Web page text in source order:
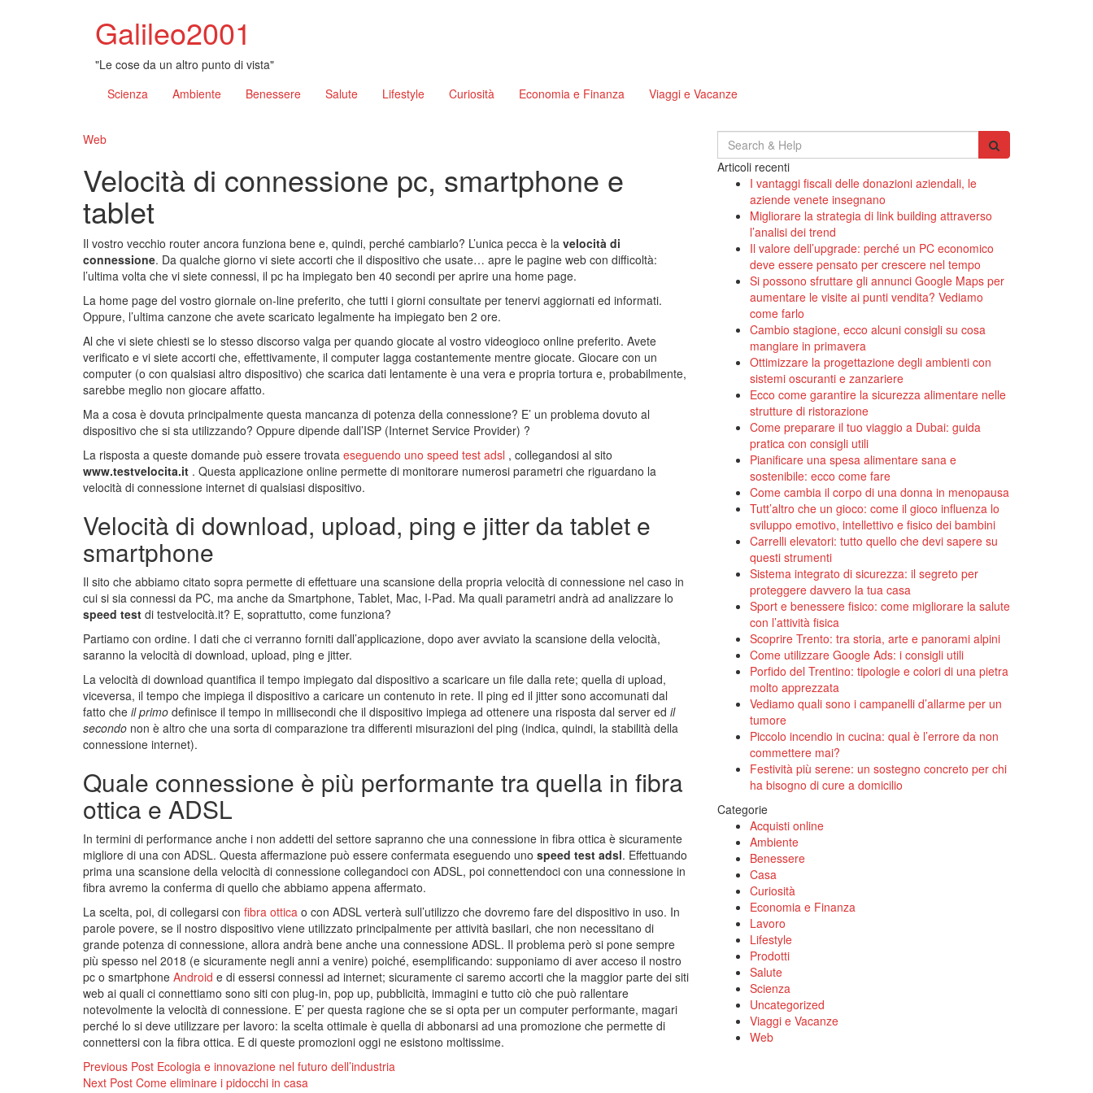
Galileo2001
"Le cose da un altro punto di vista"
Scienza
Ambiente Benessere Salute Lifestyle Curiosità Economia e Finanza Viaggi e Vacanze
Web
Velocità di connessione pc, smartphone e
tablet
Il vostro vecchio router ancora funziona bene e, quindi, perché cambiarlo? L’unica pecca è la velocità di
connessione. Da qualche giorno vi siete accorti che il dispositivo che usate… apre le pagine web con difficoltà:
l’ultima volta che vi siete connessi, il pc ha impiegato ben 40 secondi per aprire una home page.
La home page del vostro giornale on-line preferito, che tutti i giorni consultate per tenervi aggiornati ed informati.
Oppure, l’ultima canzone che avete scaricato legalmente ha impiegato ben 2 ore.
Al che vi siete chiesti se lo stesso discorso valga per quando giocate al vostro videogioco online preferito. Avete
verificato e vi siete accorti che, effettivamente, il computer lagga costantemente mentre giocate. Giocare con un
computer (o con qualsiasi altro dispositivo) che scarica dati lentamente è una vera e propria tortura e, probabilmente,
sarebbe meglio non giocare affatto.
Ma a cosa è dovuta principalmente questa mancanza di potenza della connessione? E’ un problema dovuto al
dispositivo che si sta utilizzando? Oppure dipende dall’ISP (Internet Service Provider) ?
La risposta a queste domande può essere trovata eseguendo uno speed test adsl , collegandosi al sito
www.testvelocita.it . Questa applicazione online permette di monitorare numerosi parametri che riguardano la
velocità di connessione internet di qualsiasi dispositivo.
Velocità di download, upload, ping e jitter da tablet e
smartphone
Il sito che abbiamo citato sopra permette di effettuare una scansione della propria velocità di connessione nel caso in
cui si sia connessi da PC, ma anche da Smartphone, Tablet, Mac, I-Pad. Ma quali parametri andrà ad analizzare lo
speed test di testvelocità.it? E, soprattutto, come funziona?
Partiamo con ordine. I dati che ci verranno forniti dall’applicazione, dopo aver avviato la scansione della velocità,
saranno la velocità di download, upload, ping e jitter.
La velocità di download quantifica il tempo impiegato dal dispositivo a scaricare un file dalla rete; quella di upload,
viceversa, il tempo che impiega il dispositivo a caricare un contenuto in rete. Il ping ed il jitter sono accomunati dal
fatto che il primo definisce il tempo in millisecondi che il dispositivo impiega ad ottenere una risposta dal server ed il
secondo non è altro che una sorta di comparazione tra differenti misurazioni del ping (indica, quindi, la stabilità della
connessione internet).
Quale connessione è più performante tra quella in fibra
ottica e ADSL
In termini di performance anche i non addetti del settore sapranno che una connessione in fibra ottica è sicuramente
migliore di una con ADSL. Questa affermazione può essere confermata eseguendo uno speed test adsl. Effettuando
prima una scansione della velocità di connessione collegandoci con ADSL, poi connettendoci con una connessione in
fibra avremo la conferma di quello che abbiamo appena affermato.
La scelta, poi, di collegarsi con fibra ottica o con ADSL verterà sull’utilizzo che dovremo fare del dispositivo in uso. In
parole povere, se il nostro dispositivo viene utilizzato principalmente per attività basilari, che non necessitano di
grande potenza di connessione, allora andrà bene anche una connessione ADSL. Il problema però si pone sempre
più spesso nel 2018 (e sicuramente negli anni a venire) poiché, esemplificando: supponiamo di aver acceso il nostro
pc o smartphone Android e di essersi connessi ad internet; sicuramente ci saremo accorti che la maggior parte dei siti
web ai quali ci connettiamo sono siti con plug-in, pop up, pubblicità, immagini e tutto ciò che può rallentare
notevolmente la velocità di connessione. E’ per questa ragione che se si opta per un computer performante, magari
perché lo si deve utilizzare per lavoro: la scelta ottimale è quella di abbonarsi ad una promozione che permette di
connettersi con la fibra ottica. E di queste promozioni oggi ne esistono moltissime.
Navigazione
Previous Post Ecologia e innovazione nel futuro dell’industria
Next Post Come eliminare i pidocchi in casa
Search
for:
Articoli recenti
I vantaggi fiscali delle donazioni aziendali, le
aziende venete insegnano
Migliorare la strategia di link building attraverso
l’analisi dei trend
Il valore dell’upgrade: perché un PC economico
deve essere pensato per crescere nel tempo
Si possono sfruttare gli annunci Google Maps per
aumentare le visite ai punti vendita? Vediamo
come farlo
Cambio stagione, ecco alcuni consigli su cosa
mangiare in primavera
Ottimizzare la progettazione degli ambienti con
sistemi oscuranti e zanzariere
Ecco come garantire la sicurezza alimentare nelle
strutture di ristorazione
Come preparare il tuo viaggio a Dubai: guida
pratica con consigli utili
Pianificare una spesa alimentare sana e
sostenibile: ecco come fare
Come cambia il corpo di una donna in menopausa
Tutt’altro che un gioco: come il gioco influenza lo
sviluppo emotivo, intellettivo e fisico dei bambini
Carrelli elevatori: tutto quello che devi sapere su
questi strumenti
Sistema integrato di sicurezza: il segreto per
proteggere davvero la tua casa
Sport e benessere fisico: come migliorare la salute
con l’attività fisica
Scoprire Trento: tra storia, arte e panorami alpini
Come utilizzare Google Ads: i consigli utili
Porfido del Trentino: tipologie e colori di una pietra
molto apprezzata
Vediamo quali sono i campanelli d’allarme per un
tumore
Piccolo incendio in cucina: qual è l’errore da non
commettere mai?
Festività più serene: un sostegno concreto per chi
ha bisogno di cure a domicilio
Categorie
Acquisti online
Ambiente
Benessere
Casa
Curiosità
Economia e Finanza
Lavoro
Lifestyle
Prodotti
Salute
Scienza
Uncategorized
Viaggi e Vacanze
Web